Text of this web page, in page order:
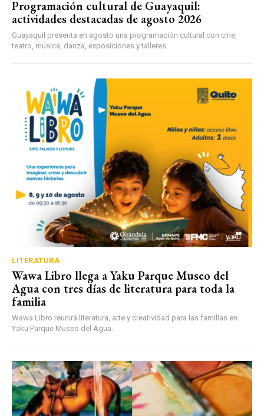
Programación cultural de Guayaquil:
actividades destacadas de agosto 2026
Guayaquil presenta en agosto una programación cultural con cine,
teatro, música, danza, exposiciones y talleres.
LITERATURA
Wawa Libro llega a Yaku Parque Museo del
Agua con tres días de literatura para toda la
familia
Wawa Libro reunirá literatura, arte y creatividad para las familias en
Yaku Parque Museo del Agua.